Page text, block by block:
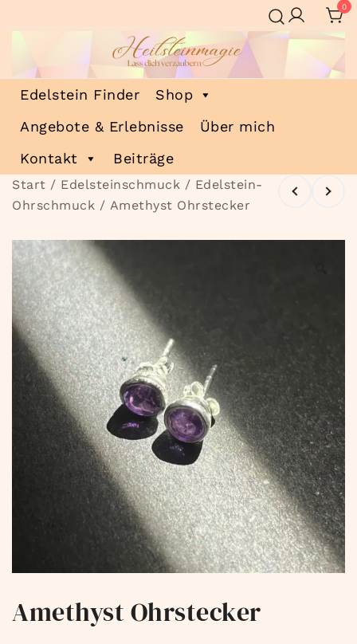
Inhalt
0
Heilsteinmagie
Lass dich verzaubern
Edelstein Finder
Shop
Angebote & Erlebnisse
Über mich
Kontakt
Beiträge
Start / Edelsteinschmuck / Edelstein-
Ohrschmuck / Amethyst Ohrstecker
Amethyst Ohrstecker